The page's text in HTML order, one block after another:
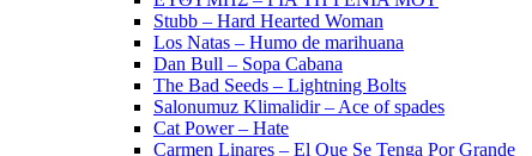
Stubb – Hard Hearted Woman
Los Natas – Humo de marihuana
Dan Bull – Sopa Cabana
The Bad Seeds – Lightning Bolts
Salonumuz Klimalidir – Ace of spades
Cat Power – Hate
Carmen Linares – El Que Se Tenga Por Grande